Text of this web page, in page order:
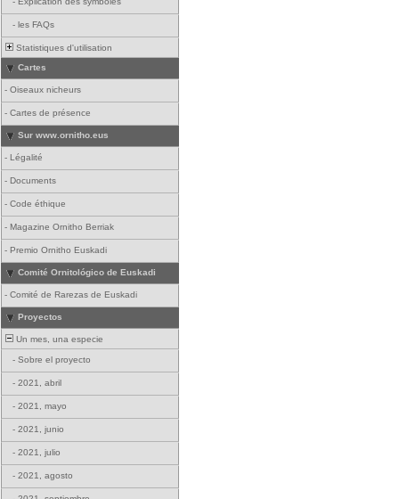
- les FAQs
Statistiques d'utilisation
Cartes
- Oiseaux nicheurs
- Cartes de présence
Sur www.ornitho.eus
- Légalité
- Documents
- Code éthique
- Magazine Ornitho Berriak
- Premio Ornitho Euskadi
Comité Ornitológico de Euskadi
- Comité de Rarezas de Euskadi
Proyectos
Un mes, una especie
- Sobre el proyecto
- 2021, abril
- 2021, mayo
- 2021, junio
- 2021, julio
- 2021, agosto